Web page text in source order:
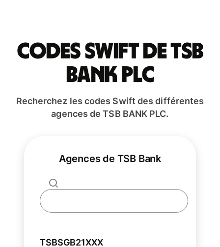
Codes Swift de TSB
BANK PLC
Recherchez les codes Swift des différentes
agences de TSB BANK PLC.
Agences de TSB Bank
TSBSGB21XXX